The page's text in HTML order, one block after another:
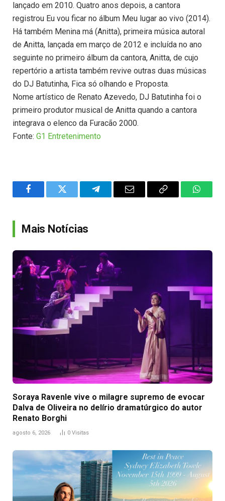
lançado em 2010. Quatro anos depois, a cantora
registrou Eu vou ficar no álbum Meu lugar ao vivo (2014).
Há também Menina má (Anitta), primeira música autoral
de Anitta, lançada em março de 2012 e incluída no ano
seguinte no primeiro álbum da cantora, Anitta, de cujo
repertório a artista também revive outras duas músicas
do DJ Batutinha, Fica só olhando e Proposta.
Nome artístico de Renato Azevedo, DJ Batutinha foi o
primeiro produtor musical de Anitta quando a cantora
integrava o elenco da Furacão 2000.
Fonte: G1 Entretenimento
FacebookTwitter TelegramEmail
Copy
Mais Notícias
Soraya Ravenle vive o milagre supremo de evocar
Dalva de Oliveira no delírio dramatúrgico do autor
Renato Borghi
agosto 6, 2026 0 Visitas